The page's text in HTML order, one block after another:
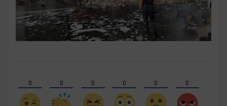
0 0 0 0 0 0